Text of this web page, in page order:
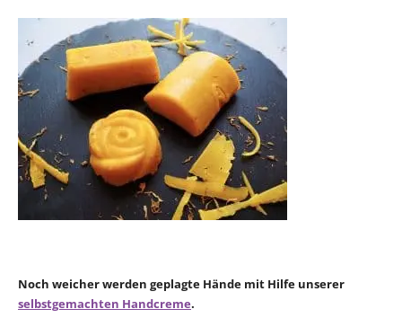
Noch weicher werden geplagte Hände mit Hilfe unserer
selbstgemachten Handcreme.